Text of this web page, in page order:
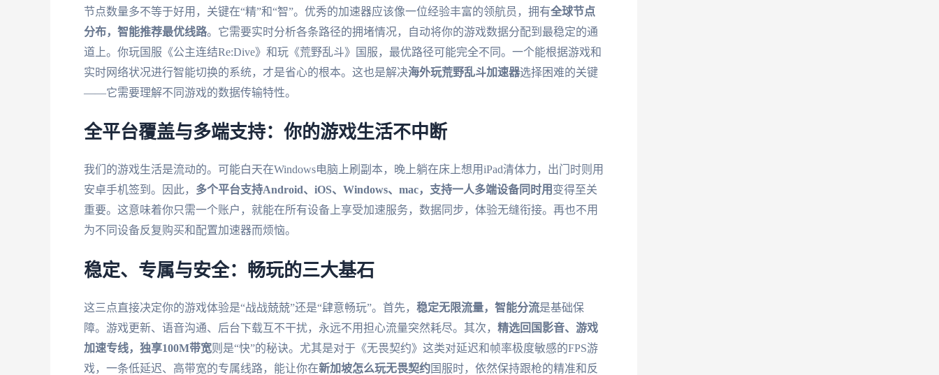
节点数量多不等于好用，关键在“精”和“智”。优秀的加速器应该像一位经验丰富的领航员，拥有全球节点
分布，智能推荐最优线路。它需要实时分析各条路径的拥堵情况，自动将你的游戏数据分配到最稳定的通
道上。你玩国服《公主连结Re:Dive》和玩《荒野乱斗》国服，最优路径可能完全不同。一个能根据游戏和
实时网络状况进行智能切换的系统，才是省心的根本。这也是解决海外玩荒野乱斗加速器选择困难的关键
——它需要理解不同游戏的数据传输特性。
全平台覆盖与多端支持：你的游戏生活不中断
我们的游戏生活是流动的。可能白天在Windows电脑上刷副本，晚上躺在床上想用iPad清体力，出门时则用
安卓手机签到。因此， 多个平台支持Android、iOS、Windows、mac，支持一人多端设备同时用 变得至关
重要。这意味着你只需一个账户，就能在所有设备上享受加速服务，数据同步，体验无缝衔接。再也不用
为不同设备反复购买和配置加速器而烦恼。
稳定、专属与安全：畅玩的三大基石
这三点直接决定你的游戏体验是“战战兢兢”还是“肆意畅玩”。首先， 稳定无限流量，智能分流是基础保
障。游戏更新、语音沟通、后台下载互不干扰，永远不用担心流量突然耗尽。其次， 精选回国影音、游戏
加速专线，独享100M带宽则是“快”的秘诀。尤其是对于《无畏契约》这类对延迟和帧率极度敏感的FPS游
戏，一条低延迟、高带宽的专属线路，能让你在新加坡怎么玩无畏契约国服时，依然保持跟枪的精准和反